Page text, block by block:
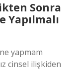
Sonra
Yapılmalı
yapmam
cinsel ilişkiden